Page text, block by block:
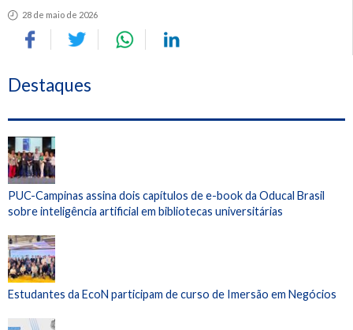
28 de maio de 2026
Destaques
PUC-Campinas assina dois capítulos de e-book da Oducal Brasil
sobre inteligência artificial em bibliotecas universitárias
Estudantes da EcoN participam de curso de Imersão em Negócios